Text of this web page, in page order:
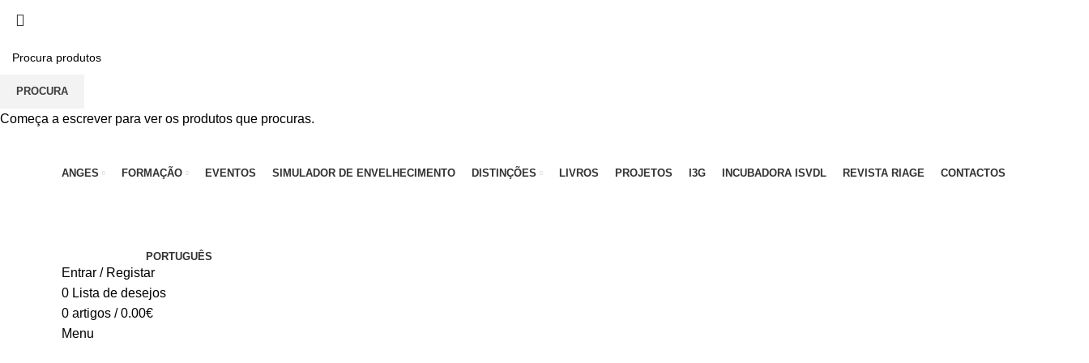
ANGES FORMAÇÃO EVENTOS SIMULADOR DE ENVELHECIMENTO DISTINÇÕES LIVROS PROJETOS I3G INCUBADORA ISVDL REVISTA RIAGE CONTACTOS
PORTUGUÊS
Entrar / Registar
0 Lista de desejos
0 artigos / 0.00€
Menu
PROCURA
Começa a escrever para ver os produtos que procuras.